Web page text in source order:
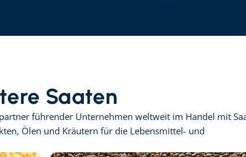
Saaten
führender Unternehmen weltweit im Handel mit
Ölen und Kräutern für die Lebensmittel- und